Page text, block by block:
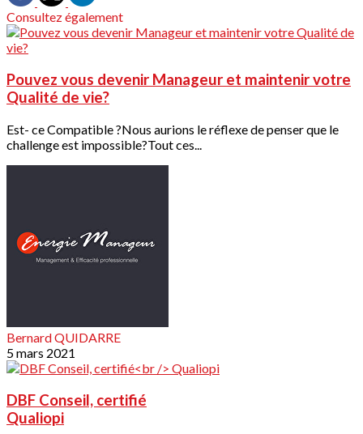
Consultez également
Pouvez vous devenir Manageur et maintenir votre
Qualité de vie?
Est- ce Compatible ?Nous aurions le réflexe de penser que le
challenge est impossible?Tout ces...
Bernard QUIDARRE
5 mars 2021
DBF Conseil, certifié
Qualiopi